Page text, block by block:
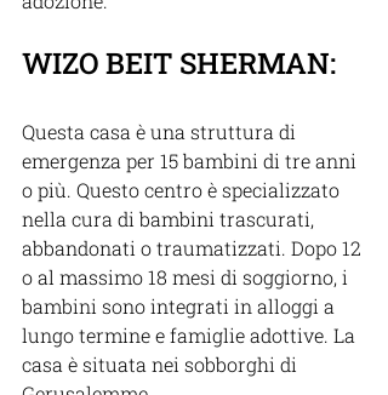
WIZO BEIT SHERMAN:
Questa casa è una struttura di
emergenza per 15 bambini di tre anni
o più. Questo centro è specializzato
nella cura di bambini trascurati,
abbandonati o traumatizzati. Dopo 12
o al massimo 18 mesi di soggiorno, i
bambini sono integrati in alloggi a
lungo termine e famiglie adottive. La
casa è situata nei sobborghi di